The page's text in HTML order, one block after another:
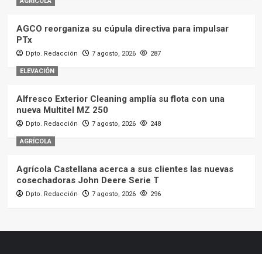
AGCO reorganiza su cúpula directiva para impulsar
PTx
Dpto. Redacción 7 agosto, 2026 287
ELEVACIÓN
Alfresco Exterior Cleaning amplía su flota con una
nueva Multitel MZ 250
Dpto. Redacción 7 agosto, 2026 248
AGRÍCOLA
Agrícola Castellana acerca a sus clientes las nuevas
cosechadoras John Deere Serie T
Dpto. Redacción 7 agosto, 2026 296